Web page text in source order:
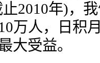
2010年)，
万人，日积
大受益。